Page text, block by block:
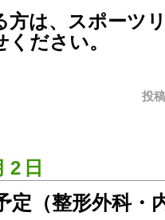
方は、スポーツ
ださい。
投
日
定（整形外科・